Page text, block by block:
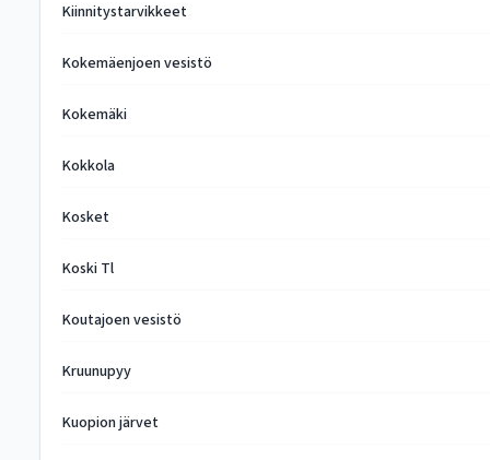
Kiinnitystarvikkeet
Kokemäenjoen vesistö
Kokemäki
Kokkola
Kosket
Koski Tl
Koutajoen vesistö
Kruunupyy
Kuopion järvet